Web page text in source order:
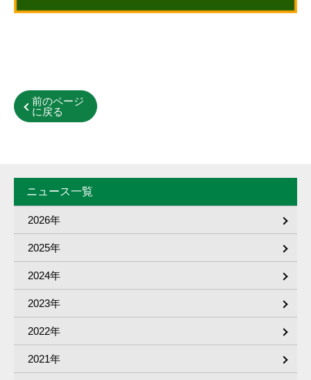
前のページ
に戻る
ニュース一覧
2026年
2025年
2024年
2023年
2022年
2021年